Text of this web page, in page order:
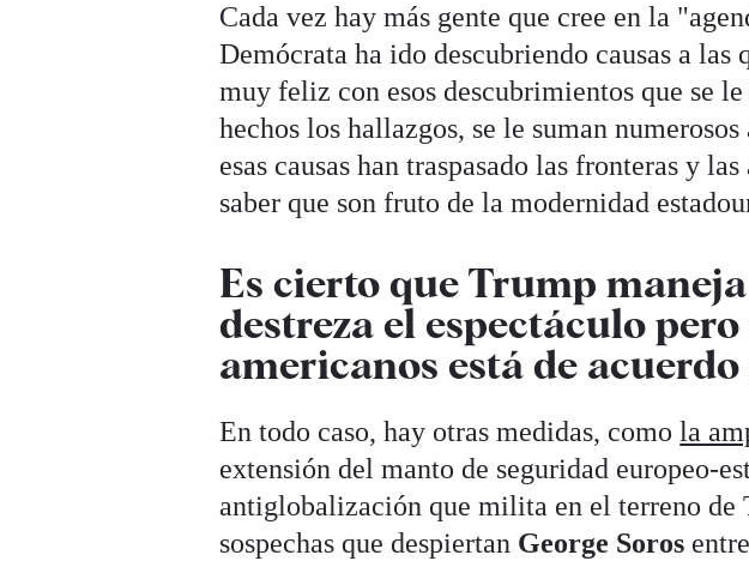
Cada vez hay más gente que cree en la
Demócrata ha ido descubriendo causas a las
muy feliz con esos descubrimientos que se
hechos los hallazgos, se le suman
esas causas han traspasado las fronteras y
saber que son fruto de la modernidad
Es cierto que Trump
destreza el espectáculo
americanos está de
En todo caso, hay otras medidas, comola
extensión del manto de seguridad europeo-
antiglobalización que milita en el terreno de
sospechas que despiertan George Soros